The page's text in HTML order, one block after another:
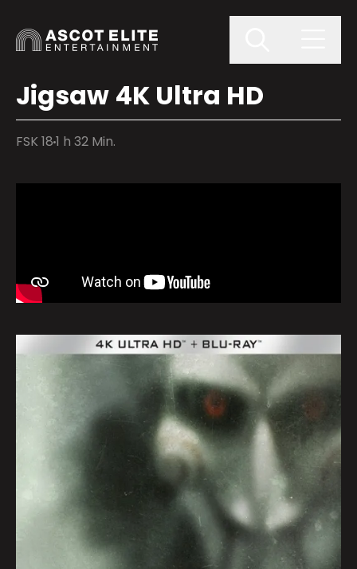
Jigsaw 4K Ultra HD
FSK 181 h 32 Min.